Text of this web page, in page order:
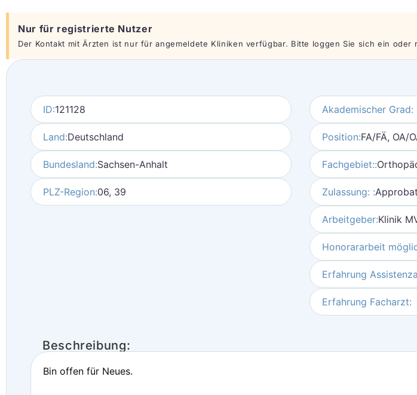
Nur für registrierte Nutzer
Der Kontakt mit Ärzten ist nur für angemeldete Kliniken verfügbar. Bitte loggen Sie sich ein oder
ID:121128
Land:Deutschland
Bundesland:Sachsen-Anhalt
PLZ-Region:06, 39
Akademischer Grad:
Position:FA/FÄ, OA/
Fachgebiet::
Zulassung: :
Arbeitgeber:Klinik
Honorararbeit
Erfahrung
Erfahrung Facharzt:
Beschreibung:
Bin offen für Neues.